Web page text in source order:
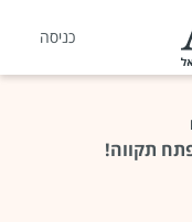
כניסה
תקווה!